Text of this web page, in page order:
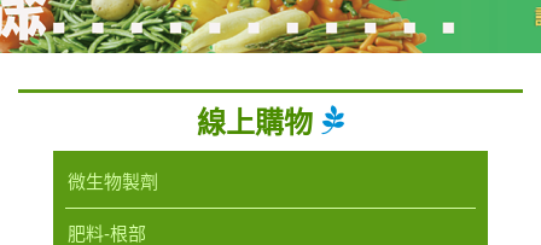
線上購物
微生物製劑
肥料-根部